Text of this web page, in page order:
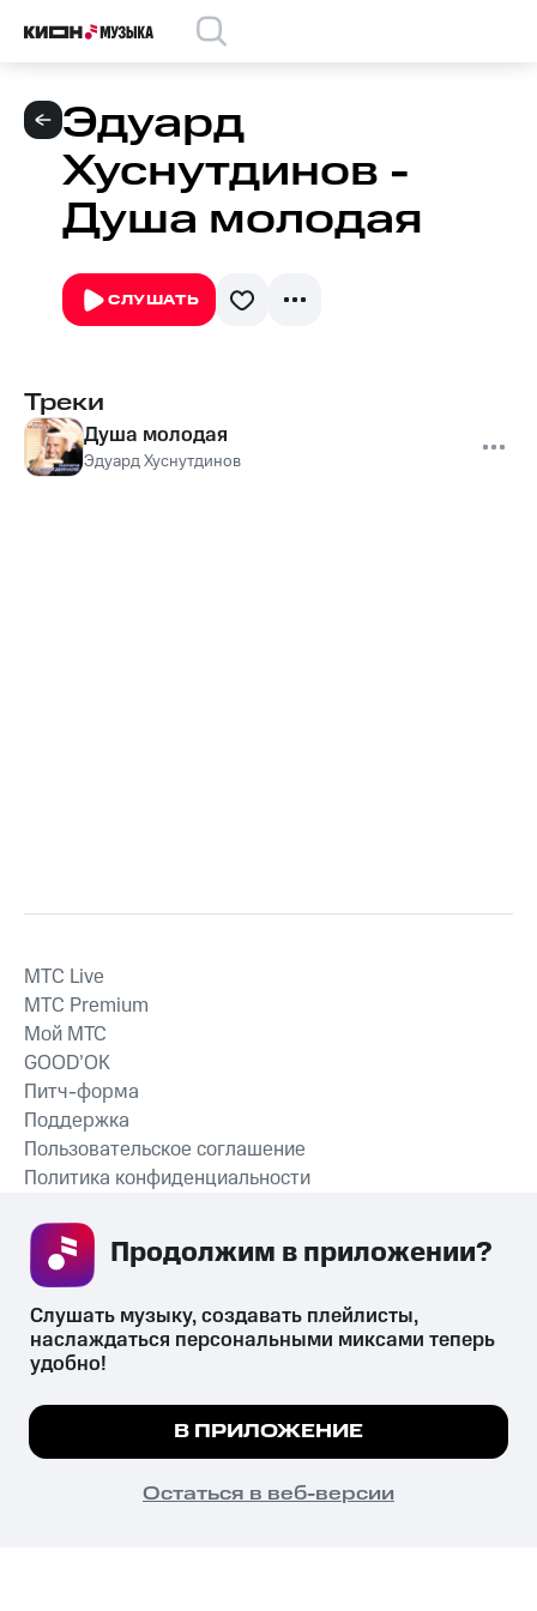
Эдуард
Хуснутдинов -
Душа молодая
СЛУШАТЬ
Треки
Душа молодая
Эдуард Хуснутдинов
СКАЧАТЬ ПРИЛОЖЕНИЕ
MTС Live
MTС Premium
Мой МТС
GOOD’OK
Питч-форма
Поддержка
Пользовательское соглашение
Политика конфиденциальности
психотропных веществ, их аналогов причиняет вред здоровью,
их незаконный оборот запрещён и влечёт установленную
законодательством ответственность.
© 2026 ООО «КИОН».
Все права защищены
Мы используем куки, чтобы на сайте все
Подробнее
ПОНЯТНО
Слушать музыку, создавать плейлисты,
наслаждаться персональными миксами теперь
удобно!
В ПРИЛОЖЕНИЕ
Остаться в веб-версии